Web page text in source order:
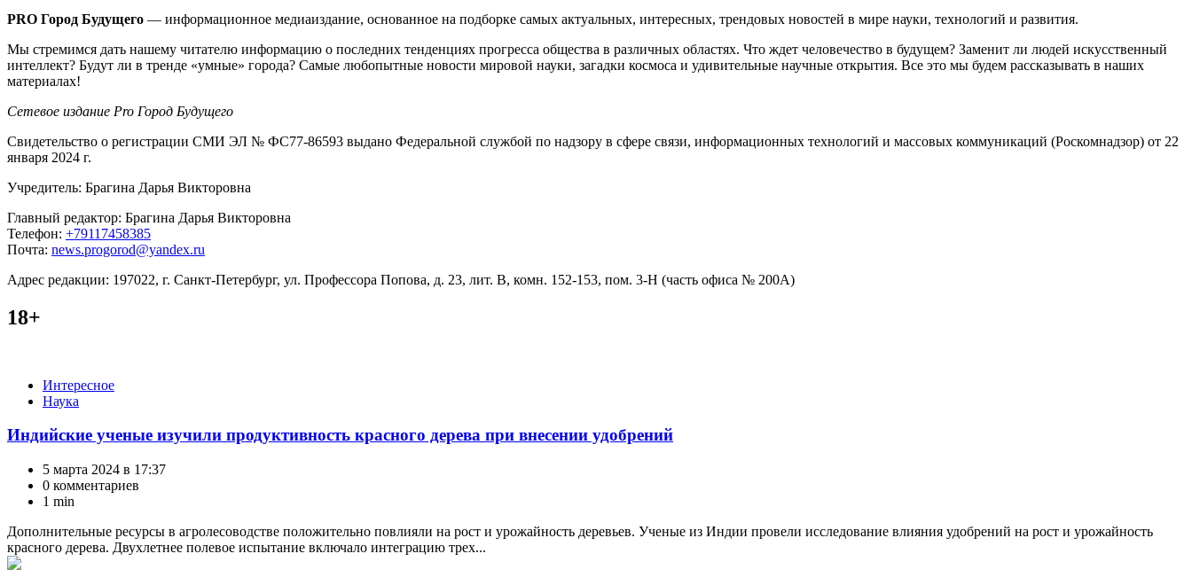
PRO Город Будущего — информационное медиаиздание, основанное на подборке самых актуальных, интересных, трендовых новостей в мире науки, технологий и развития.
Мы стремимся дать нашему читателю информацию о последних тенденциях прогресса общества в различных областях. Что ждет человечество в будущем? Заменит ли людей искусственный
интеллект? Будут ли в тренде «умные» города? Самые любопытные новости мировой науки, загадки космоса и удивительные научные открытия. Все это мы будем рассказывать в наших
материалах!
Сетевое издание Pro Город Будущего
Свидетельство о регистрации СМИ ЭЛ № ФС77-86593 выдано Федеральной службой по надзору в сфере связи, информационных технологий и массовых коммуникаций (Роскомнадзор) от 22
января 2024 г.
Учредитель: Брагина Дарья Викторовна
Главный редактор: Брагина Дарья Викторовна
Телефон: +79117458385
Почта: news.progorod@yandex.ru
Адрес редакции: 197022, г. Санкт-Петербург, ул. Профессора Попова, д. 23, лит. В, комн. 152-153, пом. 3-Н (часть офиса № 200А)
18+
КатегорииИнтересное
Наука
Индийские ученые изучили продуктивность красного дерева при внесении удобрений
5 марта 2024 в 17:37
0 комментариев
1 min
Дополнительные ресурсы в агролесоводстве положительно повлияли на рост и урожайность деревьев. Ученые из Индии провели исследование влияния удобрений на рост и урожайность
красного дерева. Двухлетнее полевое испытание включало интеграцию трех...